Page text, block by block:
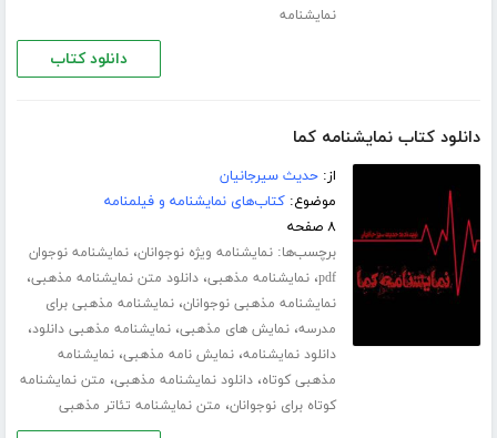
نمایشنامه
دانلود کتاب
دانلود کتاب نمایشنامه کما
از:حدیث سیرجانیان
موضوع:کتاب‌های نمایشنامه و فیلمنامه
۸ صفحه
برچسب‌ها:نمایشنامه ویژه نوجوانان،نمایشنامه نوجوان
pdf،نمایشنامه مذهبی،دانلود متن نمایشنامه مذهبی،
نمایشنامه مذهبی نوجوانان،نمایشنامه مذهبی برای
مدرسه،نمایش های مذهبی،نمایشنامه مذهبی دانلود،
دانلود نمایشنامه،نمایش نامه مذهبی،نمایشنامه
مذهبی کوتاه،دانلود نمایشنامه مذهبی، متن نمایشنامه
کوتاه برای نوجوانان، متن نمایشنامه تئاتر مذهبی